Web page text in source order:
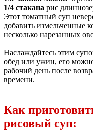
1/4 стакана рис
Этот томатный суп
добавить измельченные
несколько нарезанных
Наслаждайтесь этим
обед или ужин, его
рабочий день после
времени.
Как
рисовый суп: